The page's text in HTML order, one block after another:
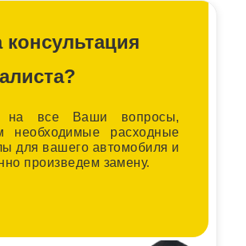
на все Ваши вопросы,
необходимые расходные
для вашего автомобиля и
произведем замену.